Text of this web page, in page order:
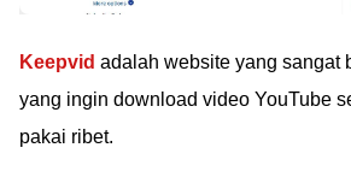
Keepvid adalah website yang sangat
yang ingin download video YouTube
pakai ribet.